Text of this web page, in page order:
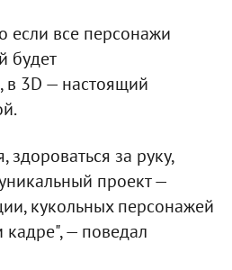
если все персонажи
будет
3D — настоящий
здороваться за руку,
проект —
кукольных персонажей
— поведал